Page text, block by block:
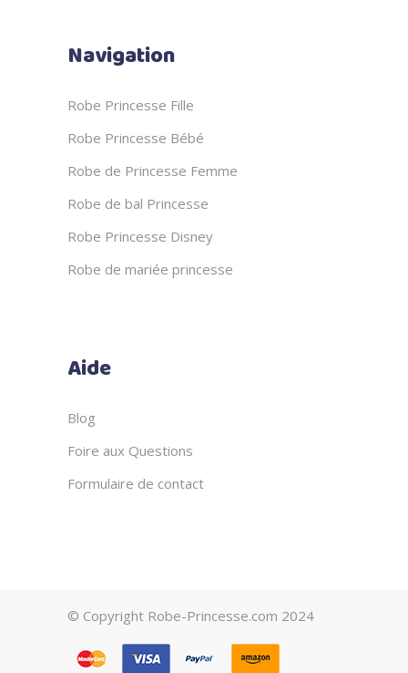
Navigation
Robe Princesse Fille
Robe Princesse Bébé
Robe de Princesse Femme
Robe de bal Princesse
Robe Princesse Disney
Robe de mariée princesse
Aide
Blog
Foire aux Questions
Formulaire de contact
© Copyright Robe-Princesse.com 2024